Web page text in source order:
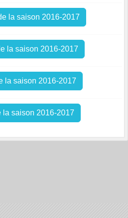
la saison 2016-2017
la saison 2016-2017
la saison 2016-2017
la saison 2016-2017